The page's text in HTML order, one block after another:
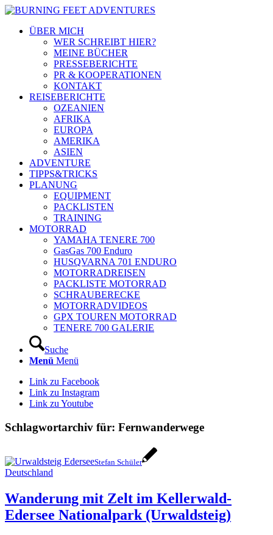
ÜBER MICH
WER SCHREIBT HIER?
MEINE BÜCHER
PRESSEBERICHTE
PR & KOOPERATIONEN
KONTAKT
REISEBERICHTE
OZEANIEN
AFRIKA
EUROPA
AMERIKA
ASIEN
ADVENTURE
TIPPS&TRICKS
PLANUNG
EQUIPMENT
PACKLISTEN
TRAINING
MOTORRAD
YAMAHA TENERE 700
GasGas 700 Enduro
HUSQVARNA 701 ENDURO
MOTORRADREISEN
PACKLISTE MOTORRAD
SCHRAUBERECKE
MOTORRADVIDEOS
GPX TOUREN MOTORRAD
TENERE 700 GALERIE
Suche
Menü Menü
Link zu Facebook
Link zu Instagram
Link zu Youtube
Schlagwortarchiv für: Fernwanderwege
Stefan Schüler
Deutschland
Wanderung mit Zelt im Kellerwald-
Edersee Nationalpark (Urwaldsteig)